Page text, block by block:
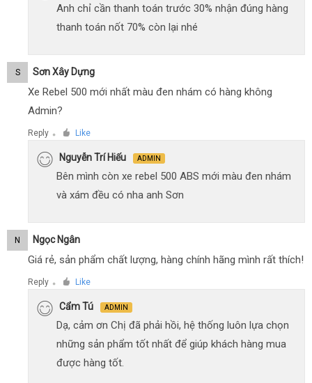
Anh chỉ cần thanh toán trước 30% nhận đúng hàng
thanh toán nốt 70% còn lại nhé
S Sơn Xây Dựng
Xe Rebel 500 mới nhất màu đen nhám có hàng không
Admin?
Reply ● Like
Nguyễn Trí Hiếu ADMIN
Bên mình còn xe rebel 500 ABS mới màu đen nhám
và xám đều có nha anh Sơn
N Ngọc Ngân
Giá rẻ, sản phẩm chất lượng, hàng chính hãng mình rất thích!
Reply ● Like
Cẩm Tú ADMIN
Dạ, cảm ơn Chị đã phải hồi, hệ thống luôn lựa chọn
những sản phẩm tốt nhất để giúp khách hàng mua
được hàng tốt.